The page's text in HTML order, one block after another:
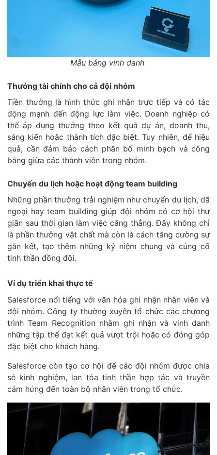
Mẫu bảng vinh danh
Thưởng tài chính cho cả đội nhóm
Tiền thưởng là hình thức ghi nhận trực tiếp và có tác
động mạnh đến động lực làm việc. Doanh nghiệp có
thể áp dụng thưởng theo kết quả dự án, doanh thu,
sáng kiến hoặc thành tích đặc biệt. Tuy nhiên, để hiệu
quả, cần đảm bảo cách phân bổ minh bạch và công
bằng giữa các thành viên trong nhóm.
Chuyến du lịch hoặc hoạt động team building
Những phần thưởng trải nghiệm như chuyến du lịch, dã
ngoại hay team building giúp đội nhóm có cơ hội thư
giãn sau thời gian làm việc căng thẳng. Đây không chỉ
là phần thưởng vật chất mà còn là cách tăng cường sự
gắn kết, tạo thêm những kỷ niệm chung và củng cố
tinh thần đồng đội.
Ví dụ triển khai thực tế
Salesforce nổi tiếng với văn hóa ghi nhận nhân viên và
đội nhóm. Công ty thường xuyên tổ chức các chương
trình Team Recognition nhằm ghi nhận và vinh danh
những tập thể đạt kết quả vượt trội hoặc có đóng góp
đặc biệt cho khách hàng.
Salesforce còn tạo cơ hội để các đội nhóm được chia
sẻ kinh nghiệm, lan tỏa tinh thần hợp tác và truyền
cảm hứng đến toàn bộ nhân viên trong tổ chức.